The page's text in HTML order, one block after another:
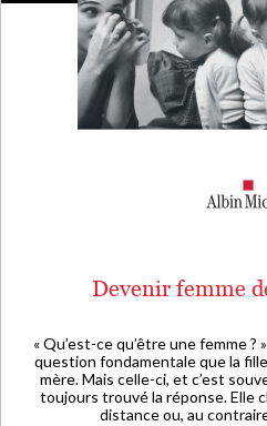
Devenir femme
« Qu’est-ce qu’être une femme
question fondamentale que la
mère. Mais celle-ci, et c’est
toujours trouvé la réponse. Elle
distance ou, au